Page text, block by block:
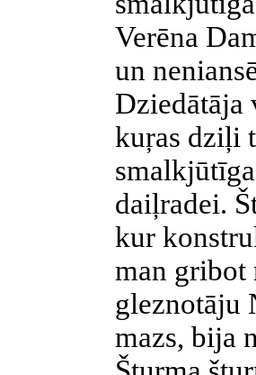
Verēna
un
Dziedātāja
kuŗas dziļi
daiļradei.
kur
man gribot
gleznotāju
mazs, bija